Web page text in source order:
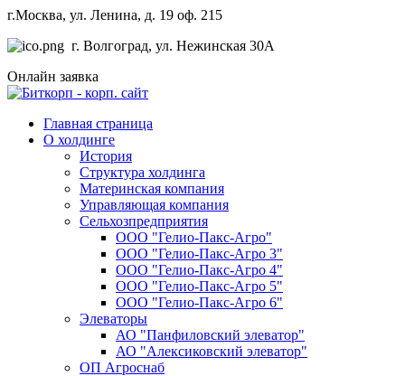
г.Москва, ул. Ленина, д. 19 оф. 215
г. Волгоград, ул. Нежинская 30А
Онлайн заявка
Главная страница
О холдинге
История
Структура холдинга
Материнская компания
Управляющая компания
Сельхозпредприятия
ООО "Гелио-Пакс-Агро"
ООО "Гелио-Пакс-Агро 3"
ООО "Гелио-Пакс-Агро 4"
ООО "Гелио-Пакс-Агро 5"
ООО "Гелио-Пакс-Агро 6"
Элеваторы
АО "Панфиловский элеватор"
АО "Алексиковский элеватор"
ОП Агроснаб